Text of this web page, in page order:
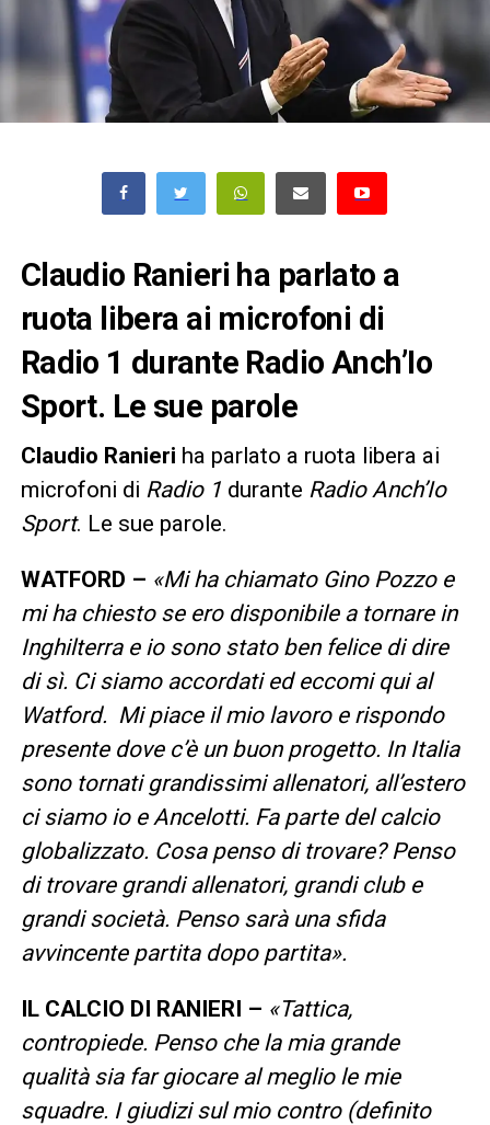
Claudio Ranieri ha parlato a
ruota libera ai microfoni di
Radio 1 durante Radio Anch’Io
Sport. Le sue parole
Claudio Ranieri ha parlato a ruota libera ai
microfoni di Radio 1 durante Radio Anch’Io
Sport. Le sue parole.
WATFORD – «Mi ha chiamato Gino Pozzo e
mi ha chiesto se ero disponibile a tornare in
Inghilterra e io sono stato ben felice di dire
di sì. Ci siamo accordati ed eccomi qui al
Watford. Mi piace il mio lavoro e rispondo
presente dove c’è un buon progetto. In Italia
sono tornati grandissimi allenatori, all’estero
ci siamo io e Ancelotti. Fa parte del calcio
globalizzato. Cosa penso di trovare? Penso
di trovare grandi allenatori, grandi club e
grandi società. Penso sarà una sfida
avvincente partita dopo partita».
IL CALCIO DI RANIERI – «Tattica,
contropiede. Penso che la mia grande
qualità sia far giocare al meglio le mie
squadre. I giudizi sul mio contro (definito